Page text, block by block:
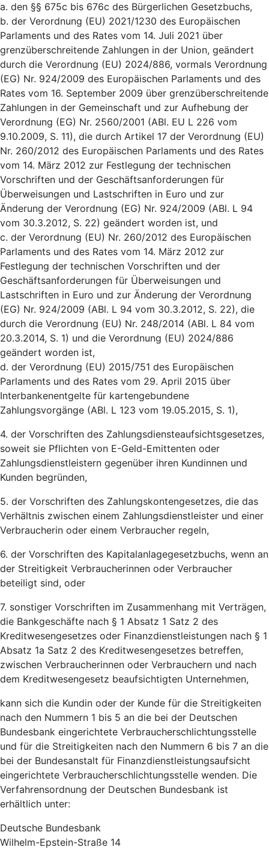
a. den §§ 675c bis 676c des Bürgerlichen Gesetzbuchs,
b. der Verordnung (EU) 2021/1230 des Europäischen
Parlaments und des Rates vom 14. Juli 2021 über
grenzüberschreitende Zahlungen in der Union, geändert
durch die Verordnung (EU) 2024/886, vormals Verordnung
(EG) Nr. 924/2009 des Europäischen Parlaments und des
Rates vom 16. September 2009 über grenzüberschreitende
Zahlungen in der Gemeinschaft und zur Aufhebung der
Verordnung (EG) Nr. 2560/2001 (ABl. EU L 226 vom
9.10.2009, S. 11), die durch Artikel 17 der Verordnung (EU)
Nr. 260/2012 des Europäischen Parlaments und des Rates
vom 14. März 2012 zur Festlegung der technischen
Vorschriften und der Geschäftsanforderungen für
Überweisungen und Lastschriften in Euro und zur
Änderung der Verordnung (EG) Nr. 924/2009 (ABl. L 94
vom 30.3.2012, S. 22) geändert worden ist, und
c. der Verordnung (EU) Nr. 260/2012 des Europäischen
Parlaments und des Rates vom 14. März 2012 zur
Festlegung der technischen Vorschriften und der
Geschäftsanforderungen für Überweisungen und
Lastschriften in Euro und zur Änderung der Verordnung
(EG) Nr. 924/2009 (ABl. L 94 vom 30.3.2012, S. 22), die
durch die Verordnung (EU) Nr. 248/2014 (ABl. L 84 vom
20.3.2014, S. 1) und die Verordnung (EU) 2024/886
geändert worden ist,
d. der Verordnung (EU) 2015/751 des Europäischen
Parlaments und des Rates vom 29. April 2015 über
Interbankenentgelte für kartengebundene
Zahlungsvorgänge (ABl. L 123 vom 19.05.2015, S. 1),
4. der Vorschriften des Zahlungsdiensteaufsichtsgesetzes,
soweit sie Pflichten von E-Geld-Emittenten oder
Zahlungsdienstleistern gegenüber ihren Kundinnen und
Kunden begründen,
5. der Vorschriften des Zahlungskontengesetzes, die das
Verhältnis zwischen einem Zahlungsdienstleister und einer
Verbraucherin oder einem Verbraucher regeln,
6. der Vorschriften des Kapitalanlagegesetzbuchs, wenn an
der Streitigkeit Verbraucherinnen oder Verbraucher
beteiligt sind, oder
7. sonstiger Vorschriften im Zusammenhang mit Verträgen,
die Bankgeschäfte nach § 1 Absatz 1 Satz 2 des
Kreditwesengesetzes oder Finanzdienstleistungen nach § 1
Absatz 1a Satz 2 des Kreditwesengesetzes betreffen,
zwischen Verbraucherinnen oder Verbrauchern und nach
dem Kreditwesengesetz beaufsichtigten Unternehmen,
kann sich die Kundin oder der Kunde für die Streitigkeiten
nach den Nummern 1 bis 5 an die bei der Deutschen
Bundesbank eingerichtete Verbraucherschlichtungsstelle
und für die Streitigkeiten nach den Nummern 6 bis 7 an die
bei der Bundesanstalt für Finanzdienstleistungsaufsicht
eingerichtete Verbraucherschlichtungsstelle wenden. Die
Verfahrensordnung der Deutschen Bundesbank ist
erhältlich unter:
Deutsche Bundesbank
Wilhelm-Epstein-Straße 14